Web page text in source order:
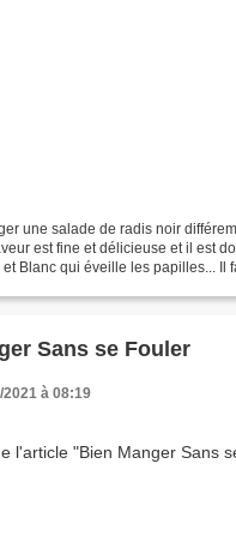
une salade de radis noir
est fine et délicieuse et il est
Blanc qui éveille les papilles... Il
Sans se Fouler
à 08:19